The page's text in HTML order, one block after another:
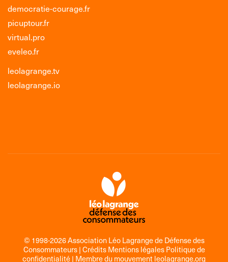
democratie-courage.fr
picuptour.fr
virtual.pro
eveleo.fr
leolagrange.tv
leolagrange.io
© 1998-2026 Association Léo Lagrange de Défense des
Consommateurs | Crédits Mentions légales Politique de
confidentialité | Membre du mouvement leolagrange.org